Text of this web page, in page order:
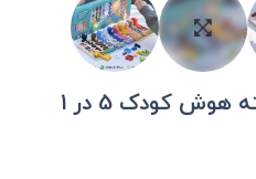
اسباب بازی آموزشی تخته هوش کودک 5 در 1